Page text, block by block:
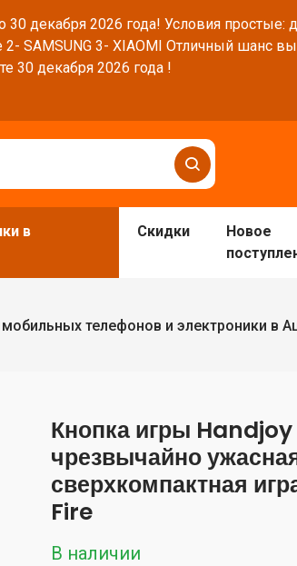
30 декабря 2026 года! Условия простые:
SAMSUNG 3- XIAOMI Отличный шанс
30 декабря 2026 года !
в
Скидки
Новое
мобильных телефонов и электроники в
Кнопка игры Handjoy
чрезвычайно
сверхкомпактная
Fire
В наличии